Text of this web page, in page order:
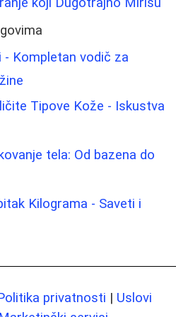
Kompletan vodič za
Tipove Kože - Iskustva
tela: Od bazena do
Kilograma - Saveti i
privatnosti | Uslovi